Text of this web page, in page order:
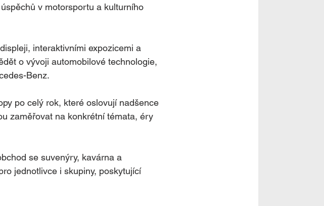
v motorsportu a kulturního
interaktivními expozicemi a
o vývoji automobilové technologie,
Benz.
po celý rok, které oslovují nadšence
zaměřovat na konkrétní témata, éry
se suvenýry, kavárna a
jednotlivce i skupiny, poskytující